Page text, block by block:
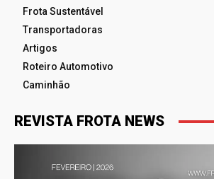
Frota Sustentável
Transportadoras
Artigos
Roteiro Automotivo
Caminhão
REVISTA FROTA NEWS